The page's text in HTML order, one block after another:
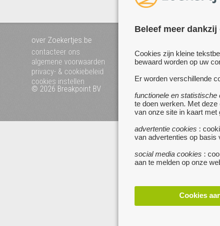
Beleef meer
Cookies zijn kleine
bewaard worden op uw
Er worden verschillende
functionele en statistische
te doen werken. Met
van onze site in kaart met
advertentie cookies :
van advertenties op basis
social media cookies :
aan te melden op onze
Cookies
over Zoekertjes.be
contacteer ons
algemene voorwaarden
privacy- & cookiebeleid
cookies instellen
mijn zoekertjes
© 2026 Breakpoint BV
websites :
www.startpagina.be